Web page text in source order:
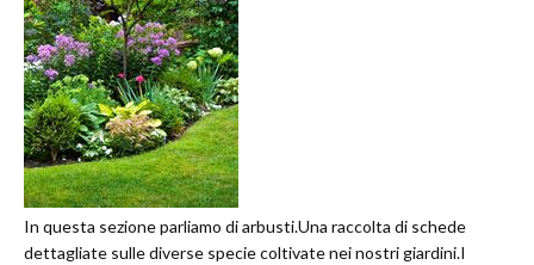
In questa sezione parliamo di arbusti.Una raccolta di schede
dettagliate sulle diverse specie coltivate nei nostri giardini.I